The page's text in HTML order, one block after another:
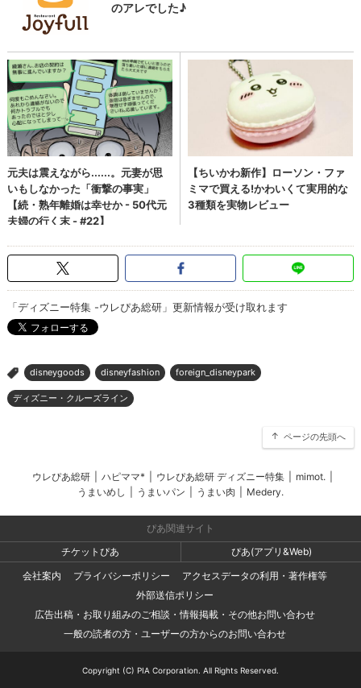
「ディズニー特集 -ウレぴあ総研」更新情報が受け取れます
> disneygoods disneyfashion foreign_disneypark
ディズニー・クルーズライン
ページの先頭へ
ウレぴあ総研 ハピママ* ウレぴあ総研 ディズニー特集 mimot.
うまいめし
うまいパン うまい肉 Medery.
ぴあ関連サイト
チケットぴあ
ぴあ(アプリ&Web)
会社案内
プライバシーポリシー
アクセスデータの利用・著作権等
外部送信ポリシー
広告出稿・お取り組みのご相談・情報掲載・その他お問い合わせ
一般の読者の方・ユーザーの方からのお問い合わせ
Copyright (C) PIA Corporation. All Rights Reserved.